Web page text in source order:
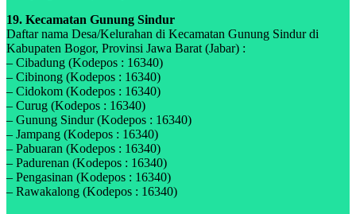
19. Kecamatan Gunung Sindur
Daftar nama Desa/Kelurahan di Kecamatan Gunung Sindur di
Kabupaten Bogor, Provinsi Jawa Barat (Jabar) :
– Cibadung (Kodepos : 16340)
– Cibinong (Kodepos : 16340)
– Cidokom (Kodepos : 16340)
– Curug (Kodepos : 16340)
– Gunung Sindur (Kodepos : 16340)
– Jampang (Kodepos : 16340)
– Pabuaran (Kodepos : 16340)
– Padurenan (Kodepos : 16340)
– Pengasinan (Kodepos : 16340)
– Rawakalong (Kodepos : 16340)